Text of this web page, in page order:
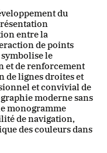
du
entre la
de points
le
et de renforcement
de lignes droites et
et convivial de
moderne sans
monogramme
de navigation,
des couleurs dans